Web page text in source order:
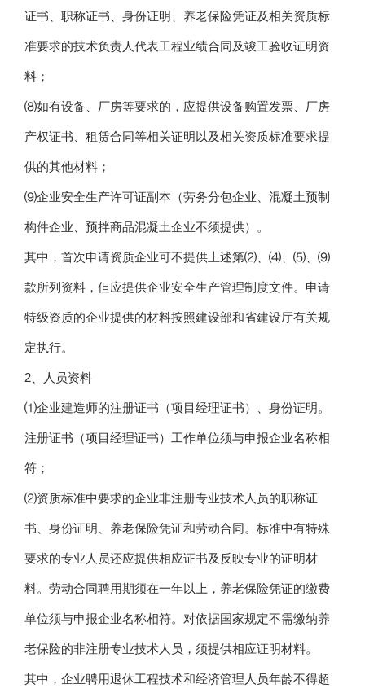
证书、职称证书、身份证明、养老保险凭证及相关资质标
准要求的技术负责人代表工程业绩合同及竣工验收证明资
料；
⑻如有设备、厂房等要求的，应提供设备购置发票、厂房
产权证书、租赁合同等相关证明以及相关资质标准要求提
供的其他材料；
⑼企业安全生产许可证副本（劳务分包企业、混凝土预制
构件企业、预拌商品混凝土企业不须提供）。
其中，首次申请资质企业可不提供上述第⑵、⑷、⑸、⑼
款所列资料，但应提供企业安全生产管理制度文件。申请
特级资质的企业提供的材料按照建设部和省建设厅有关规
定执行。
2、人员资料
⑴企业建造师的注册证书（项目经理证书）、身份证明。
注册证书（项目经理证书）工作单位须与申报企业名称相
符；
⑵资质标准中要求的企业非注册专业技术人员的职称证
书、身份证明、养老保险凭证和劳动合同。标准中有特殊
要求的专业人员还应提供相应证书及反映专业的证明材
料。劳动合同聘用期须在一年以上，养老保险凭证的缴费
单位须与申报企业名称相符。对依据国家规定不需缴纳养
老保险的非注册专业技术人员，须提供相应证明材料。
其中，企业聘用退休工程技术和经济管理人员年龄不得超